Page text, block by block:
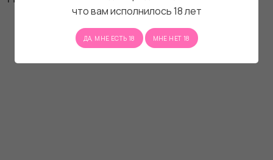
что вам исполнилось 18 лет
ДА, МНЕ ЕСТЬ 18 МНЕ НЕТ 18